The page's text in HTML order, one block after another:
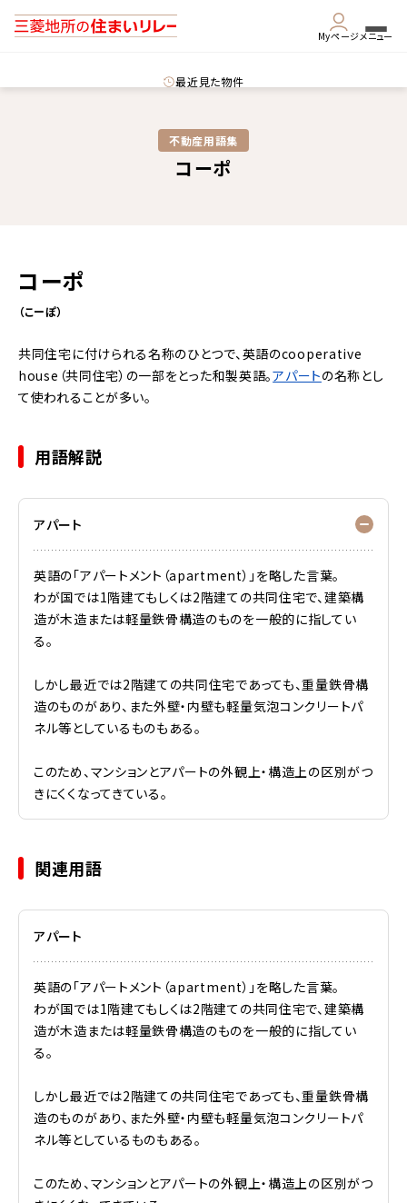
Myページメニュー
最近見た物件
不動産用語集​
コーポ
コーポ
（こーぽ）
共同住宅に付けられる名称のひとつで、英語のcooperative
house（共同住宅）の一部をとった和製英語。アパートの名称とし
て使われることが多い。
用語解説
アパート
英語の「アパートメント（apartment）」を略した言葉。
わが国では1階建てもしくは2階建ての共同住宅で、建築構
造が木造または軽量鉄骨構造のものを一般的に指してい
る。
しかし最近では2階建ての共同住宅であっても、重量鉄骨構
造のものがあり、また外壁・内壁も軽量気泡コンクリートパ
ネル等としているものもある。
このため、マンションとアパートの外観上・構造上の区別がつ
きにくくなってきている。
関連用語
アパート
英語の「アパートメント（apartment）」を略した言葉。
わが国では1階建てもしくは2階建ての共同住宅で、建築構
造が木造または軽量鉄骨構造のものを一般的に指してい
る。
しかし最近では2階建ての共同住宅であっても、重量鉄骨構
造のものがあり、また外壁・内壁も軽量気泡コンクリートパ
ネル等としているものもある。
このため、マンションとアパートの外観上・構造上の区別がつ